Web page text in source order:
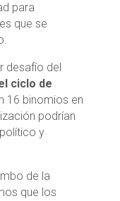
para
que se
desafío del
ciclo de
16 binomios en
podrían
y
de la
que los